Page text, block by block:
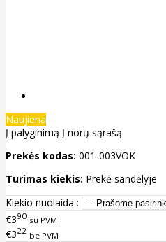
Naujiena
Į palyginimą Į norų sąrašą
Prekės kodas: 001-003VOK
Turimas kiekis: Prekė sandėlyje
Kiekio nuolaida :
€390 su PVM
€322 be PVM